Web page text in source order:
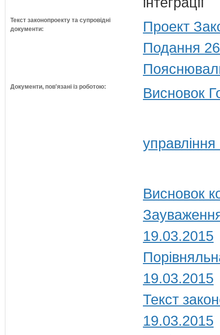
Текст законопроекту та супровідні
документи:
Проект
Подання
Документи, пов'язані із роботою: Висновок
Висновок
19.03.2015
19.03.2015
Текст
19.03.2015